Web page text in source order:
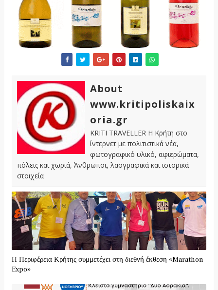
About
www.kritipoliskaix
oria.gr
KRITI TRAVELLER Η Κρήτη στο
ίντερνετ με πολιτιστικά νέα,
φωτογραφικό υλικό, αφιερώματα,
πόλεις και χωριά, Άνθρωποι, λαογραφικά και ιστορικά
στοιχεία
Η Περιφέρεια Κρήτης συμμετέχει στη διεθνή έκθεση «Marathon
Expo»